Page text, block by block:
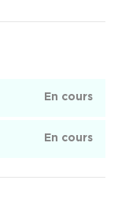
En cours
En cours